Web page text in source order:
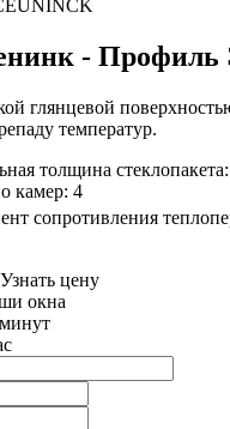
- Профиль
глянцевой
температур.
толщина
камер: 4
сопротивления
Узнать цену
окна